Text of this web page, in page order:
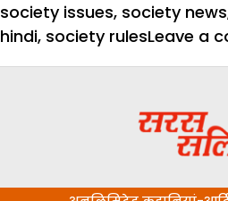
society issues, society news
hindi, society rulesLeave a